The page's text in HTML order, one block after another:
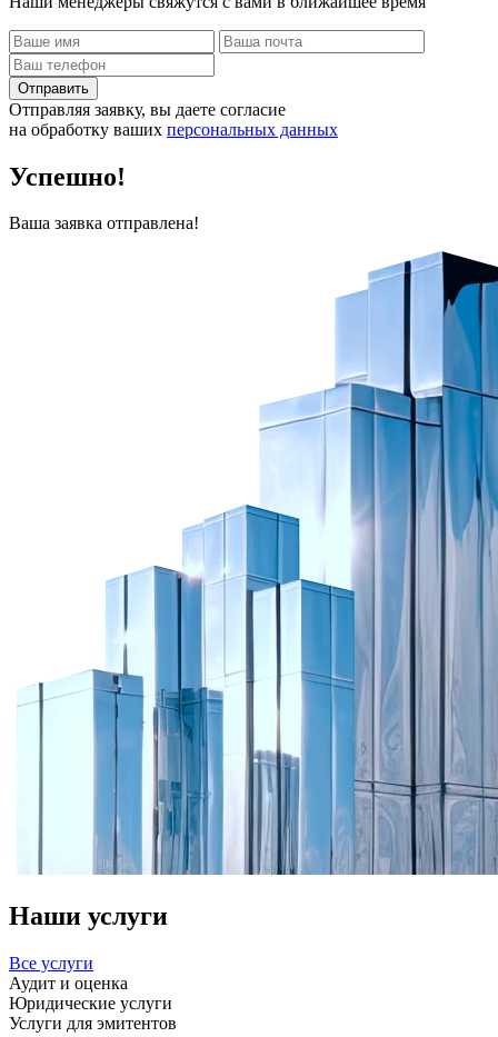
Отправить
Отправляя заявку, вы даете согласие
на обработку ваших персональных данных
Успешно!
Ваша заявка отправлена!
Наши услуги
Все услуги
Аудит и оценка
Юридические услуги
Услуги для эмитентов